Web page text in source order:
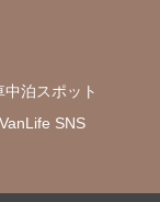
中泊スポット
SNS